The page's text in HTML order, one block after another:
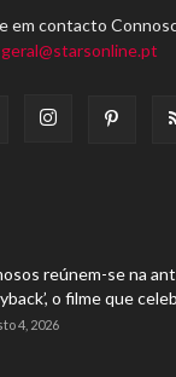
em contacto
geral@starsonline.pt
reúnem-se na
o filme que
4, 2026